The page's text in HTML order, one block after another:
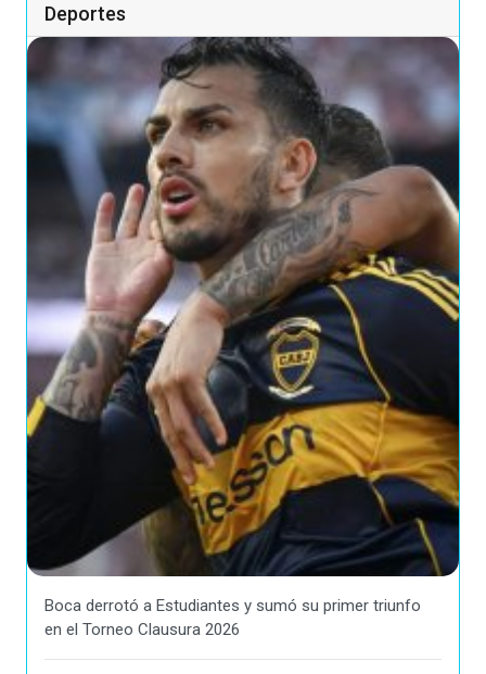
Deportes
Boca derrotó a Estudiantes y sumó su primer triunfo
en el Torneo Clausura 2026